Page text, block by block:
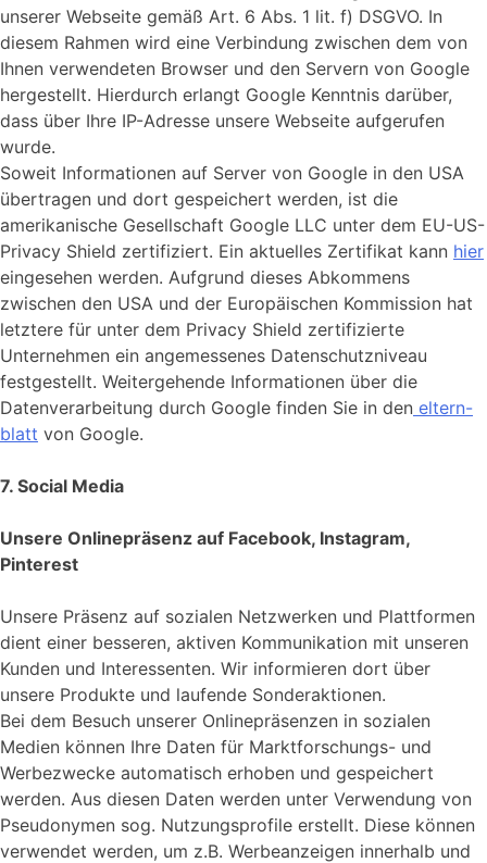
unserer Webseite gemäß Art. 6 Abs. 1 lit. f) DSGVO. In
diesem Rahmen wird eine Verbindung zwischen dem von
Ihnen verwendeten Browser und den Servern von Google
hergestellt. Hierdurch erlangt Google Kenntnis darüber,
dass über Ihre IP-Adresse unsere Webseite aufgerufen
wurde.
Soweit Informationen auf Server von Google in den USA
übertragen und dort gespeichert werden, ist die
amerikanische Gesellschaft Google LLC unter dem EU-US-
Privacy Shield zertifiziert. Ein aktuelles Zertifikat kann hier
eingesehen werden. Aufgrund dieses Abkommens
zwischen den USA und der Europäischen Kommission hat
letztere für unter dem Privacy Shield zertifizierte
Unternehmen ein angemessenes Datenschutzniveau
festgestellt. Weitergehende Informationen über die
Datenverarbeitung durch Google finden Sie in den eltern-
blatt von Google.
7. Social Media
Unsere Onlinepräsenz auf Facebook, Instagram,
Pinterest
Unsere Präsenz auf sozialen Netzwerken und Plattformen
dient einer besseren, aktiven Kommunikation mit unseren
Kunden und Interessenten. Wir informieren dort über
unsere Produkte und laufende Sonderaktionen.
Bei dem Besuch unserer Onlinepräsenzen in sozialen
Medien können Ihre Daten für Marktforschungs- und
Werbezwecke automatisch erhoben und gespeichert
werden. Aus diesen Daten werden unter Verwendung von
Pseudonymen sog. Nutzungsprofile erstellt. Diese können
verwendet werden, um z.B. Werbeanzeigen innerhalb und